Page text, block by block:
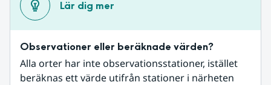
Lär dig mer
Observationer eller beräknade värden?
Alla orter har inte observationsstationer, istället
beräknas ett värde utifrån stationer i närheten